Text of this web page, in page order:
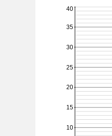
10
15
20
25
30
35
40